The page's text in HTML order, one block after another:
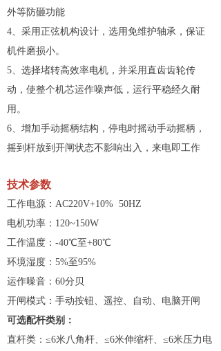
外等防砸功能
4、采用正弦机构设计，选用免维护轴承，保证
机件磨损小。
5、选择堵转高效率电机，并采用直齿齿轮传
动，使整个机芯运作噪声低，运行平稳经久耐
用。
6、增加手动摇柄结构，停电时摇动手动摇柄，
摇到杆放到开闸状态不影响出入，来电即工作
技术参数
工作电源：AC220V+10% 50HZ
电机功率：120~150W
工作温度：-40℃至+80℃
环境湿度：5%至95%
运作噪音：60分贝
开闸模式：手动按钮、遥控、自动、电脑开闸
可选配杆类别：
直杆类：≤6米八角杆、≤6米伸缩杆、≤6米压力电